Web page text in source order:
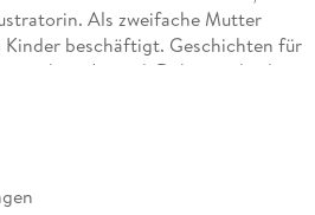
Als zweifache Mutter
beschäftigt. Geschichten für
ihrer Jugend. Dabei ist ihr das